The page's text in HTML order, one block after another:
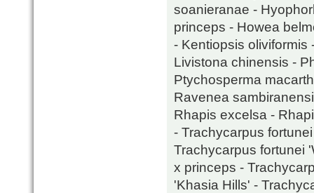
soanieranae -
princeps - Howea
- Kentiopsis oliviformis
Livistona chinensis -
Ptychosperma
Ravenea
Rhapis excelsa -
- Trachycarpus
Trachycarpus fortunei
x princeps -
'Khasia Hills' -